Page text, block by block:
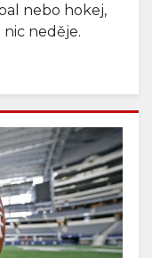
nebo hokej,
nic neděje.